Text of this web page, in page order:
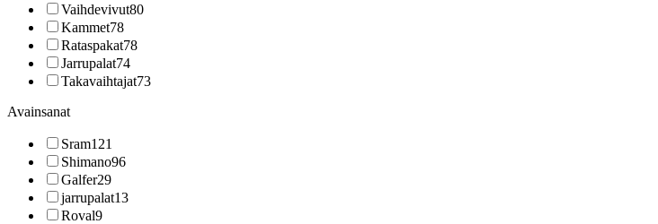
Vaihdevivut80
Kammet78
Rataspakat78
Jarrupalat74
Takavaihtajat73
Avainsanat
Sram121
Shimano96
Galfer29
jarrupalat13
Roval9